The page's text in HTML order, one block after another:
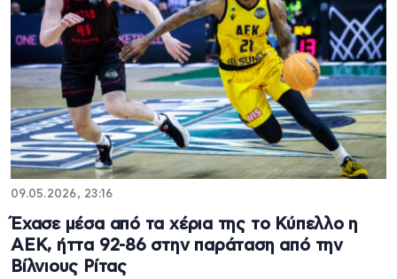
09.05.2026, 23:16
Έχασε μέσα από τα χέρια της το Κύπελλο η
ΑΕΚ, ήττα 92-86 στην παράταση από την
Βίλνιους Ρίτας